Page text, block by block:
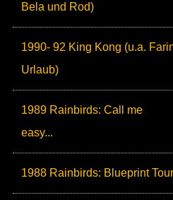
Bela und Rod)
1990- 92 King Kong (u.a.
Urlaub)
1989 Rainbirds: Call me
easy...
1988 Rainbirds: Blueprint Tour